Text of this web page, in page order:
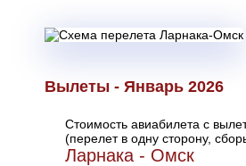
Вылеты - Январь 2026
Стоимость авиабилета с
(перелет в одну сторону,
Ларнака - Омск